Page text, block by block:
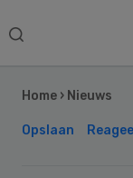
Search
Home › Nieuws
Opslaan
Sidebar